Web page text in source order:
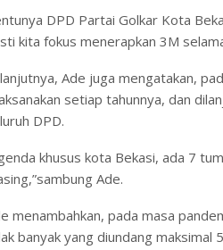
DPD Partai Golkar Kota
kita fokus menerapkan 3M
Ade juga mengatakan,
setiap tahunnya, dan
DPD.
khusus kota Bekasi, ada 7
Ade.
menambahkan, pada masa
banyak yang diundang maksimal